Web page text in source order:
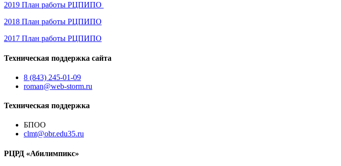
2019 План работы РЦПИПО
2018 План работы РЦПИПО
2017 План работы РЦПИПО
Техническая поддержка сайта
8 (843) 245-01-09
roman@web-storm.ru
Техническая поддержка
БПОО
clmt@obr.edu35.ru
РЦРД «Абилимпикс»